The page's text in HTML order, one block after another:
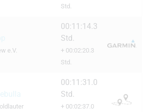
Std.
e.V.
00:11:14.3
Std.
+ 00:02:20.3
Std.
00:11:31.0
Std.
+ 00:02:37.0